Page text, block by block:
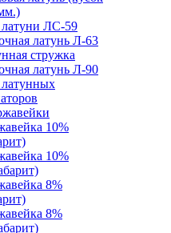
ЛС-59
латунь Л-63
стружка
латунь Л-90
10%
10%
8%
8%